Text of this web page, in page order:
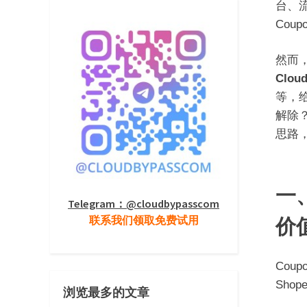
台、
然而
等，
解除
思路
一
价
Telegram：@cloudbypasscom
联系我们领取免费试用
浏览最多的文章